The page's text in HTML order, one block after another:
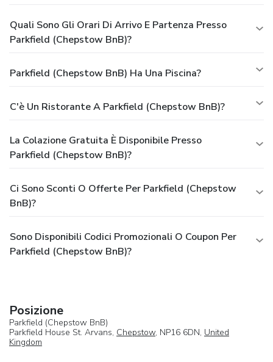
Quali Sono Gli Orari Di Arrivo E Partenza Presso
Parkfield (Chepstow BnB)?
Parkfield (Chepstow BnB) Ha Una Piscina?
C'è Un Ristorante A Parkfield (Chepstow BnB)?
La Colazione Gratuita È Disponibile Presso
Parkfield (Chepstow BnB)?
Ci Sono Sconti O Offerte Per Parkfield (Chepstow
BnB)?
Sono Disponibili Codici Promozionali O Coupon Per
Parkfield (Chepstow BnB)?
Posizione
Parkfield (Chepstow BnB)
Parkfield House St. Arvans, Chepstow, NP16 6DN, United
Kingdom